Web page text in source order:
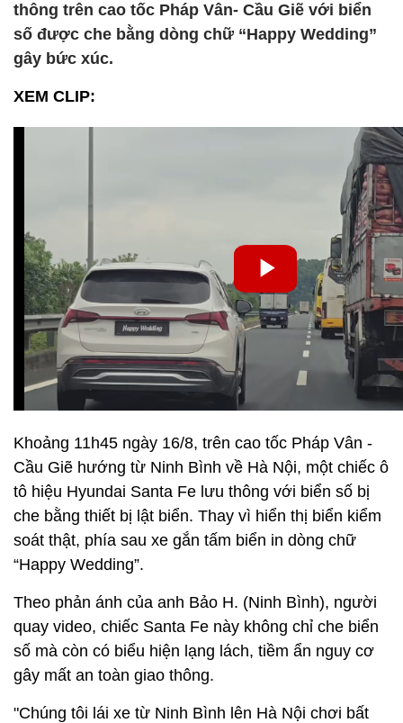
thông trên cao tốc Pháp Vân- Cầu Giẽ với biển
số được che bằng dòng chữ “Happy Wedding”
gây bức xúc.
XEM CLIP:
Khoảng 11h45 ngày 16/8, trên cao tốc Pháp Vân -
Cầu Giẽ hướng từ Ninh Bình về Hà Nội, một chiếc ô
tô hiệu Hyundai Santa Fe lưu thông với biển số bị
che bằng thiết bị lật biển. Thay vì hiển thị biển kiểm
soát thật, phía sau xe gắn tấm biển in dòng chữ
“Happy Wedding”.
Theo phản ánh của anh Bảo H. (Ninh Bình), người
quay video, chiếc Santa Fe này không chỉ che biển
số mà còn có biểu hiện lạng lách, tiềm ẩn nguy cơ
gây mất an toàn giao thông.
"Chúng tôi lái xe từ Ninh Bình lên Hà Nội chơi bất